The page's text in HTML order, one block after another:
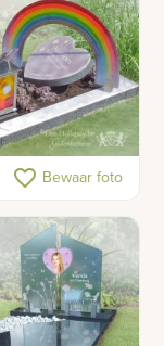
kind glas
favorite_border Bewaar foto